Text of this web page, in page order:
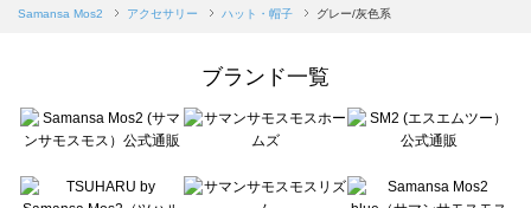
Samansa Mos2 blue（サマンサモスモス ブルー）のハット・帽子一覧
sō4ū（ソウフォーユー）のハット・帽子一覧
Te chichi（テチチ）のハット・帽子一覧
Te chichi CLASSIC（テチチ クラシック）のハット・帽子一覧
Lugnoncure（ルノンキュール）のハット・帽子一覧
Samansa Mos2 アクセサリー ハット・帽子 グレー/灰色系
ブランド一覧